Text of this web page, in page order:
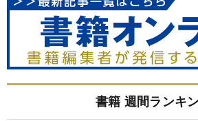
書籍 週間ランキ